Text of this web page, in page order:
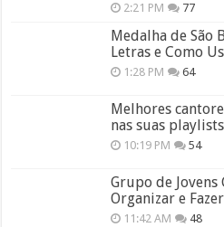
2:21 PM 77
Medalha de São
Letras e Como
1:28 PM 64
Melhores
nas suas playlists
10:19 PM 54
Grupo de
Organizar e
11:42 AM 48